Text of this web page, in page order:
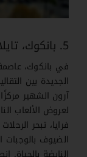
5. بانكوك، تايلاند:
في بانكوك،
الجديدة بين
آرون الشهير
لعروض الألعاب
فرايا، تبحر
الضيوف بالوجبات